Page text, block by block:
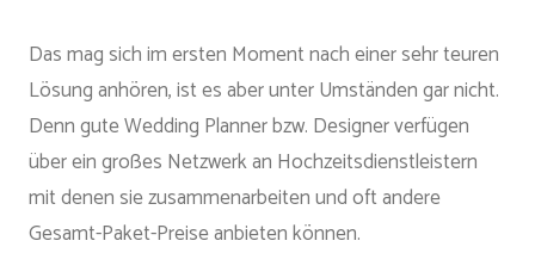
Das mag sich im ersten Moment nach einer sehr teuren
Lösung anhören, ist es aber unter Umständen gar nicht.
Denn gute Wedding Planner bzw. Designer verfügen
über ein großes Netzwerk an Hochzeitsdienstleistern
mit denen sie zusammenarbeiten und oft andere
Gesamt-Paket-Preise anbieten können.